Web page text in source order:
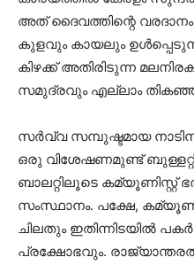
അത് ദൈവത്തിന്റെ
കുളവും കായലും
കിഴക്ക് അതിരിടുന്ന
സമുദ്രവും എല്ലാം
സര്‍വ്വ സമ്പുഷ്ടമായ
ഒരു വിശേഷണമുണ്ട്
ബാലറ്റിലൂടെ കമ്യൂണിസ്റ്റ്
സംസ്ഥാനം. പക്ഷേ,
ചിലതും ഇതിന്നിടയില്‍
പ്രക്ഷോഭവും.